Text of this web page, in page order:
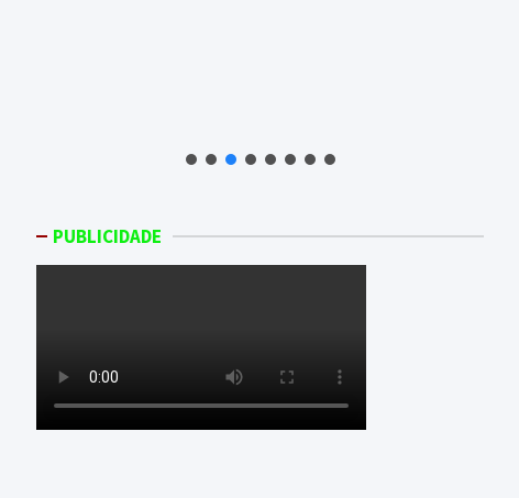
PUBLICIDADE